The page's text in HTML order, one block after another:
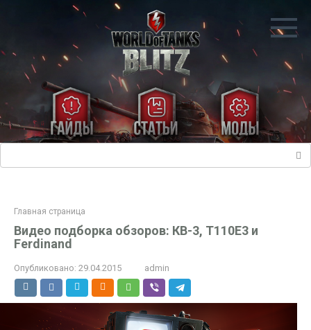
Главная страница
Видео подборка обзоров: КВ-3, T110E3 и
Ferdinand
Опубликовано: 29.04.2015 admin